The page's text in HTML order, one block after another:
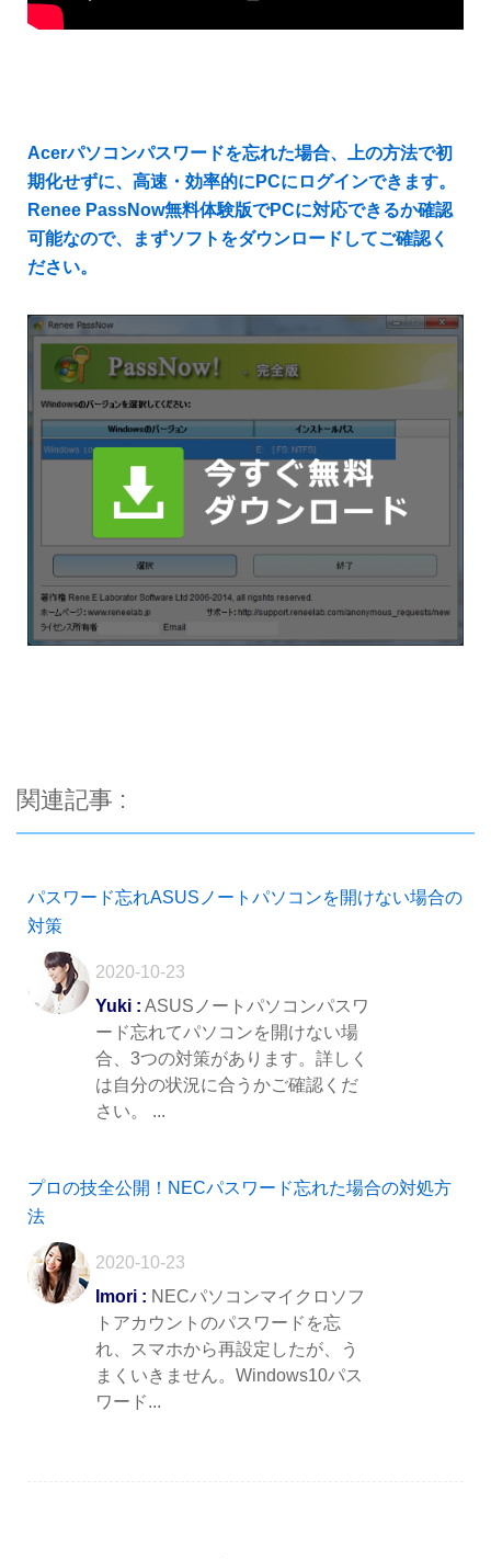
Acerパソコンパスワードを忘れた場合、上の方法で初
期化せずに、高速・効率的にPCにログインできます。
Renee PassNow無料体験版でPCに対応できるか確認
可能なので、まずソフトをダウンロードしてご確認く
ださい。
関連記事 :
パスワード忘れASUSノートパソコンを開けない場合の
対策
2020-10-23
Yuki : ASUSノートパソコンパスワ
ード忘れてパソコンを開けない場
合、3つの対策があります。詳しく
は自分の状況に合うかご確認くだ
さい。 ...
プロの技全公開！NECパスワード忘れた場合の対処方
法
2020-10-23
Imori : NECパソコンマイクロソフ
トアカウントのパスワードを忘
れ、スマホから再設定したが、う
まくいきません。Windows10パス
ワード...